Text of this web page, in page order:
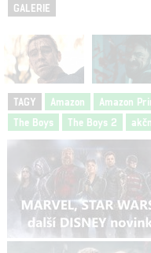
GALERIE
TAGY Amazon Amazon
The Boys
The Boys 2